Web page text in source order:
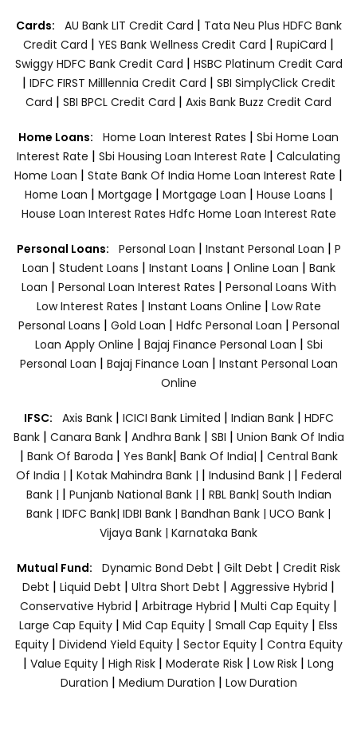
Cards: AU Bank LIT Credit Card | Tata Neu Plus HDFC Bank
Credit Card | YES Bank Wellness Credit Card | RupiCard |
Swiggy HDFC Bank Credit Card | HSBC Platinum Credit Card
| IDFC FIRST Milllennia Credit Card | SBI SimplyClick Credit
Card | SBI BPCL Credit Card | Axis Bank Buzz Credit Card
Home Loans: Home Loan Interest Rates | Sbi Home Loan
Interest Rate | Sbi Housing Loan Interest Rate | Calculating
Home Loan | State Bank Of India Home Loan Interest Rate |
Home Loan | Mortgage | Mortgage Loan | House Loans |
House Loan Interest Rates Hdfc Home Loan Interest Rate
Personal Loans: Personal Loan | Instant Personal Loan | P
Loan | Student Loans | Instant Loans | Online Loan | Bank
Loan | Personal Loan Interest Rates | Personal Loans With
Low Interest Rates | Instant Loans Online | Low Rate
Personal Loans | Gold Loan | Hdfc Personal Loan | Personal
Loan Apply Online | Bajaj Finance Personal Loan | Sbi
Personal Loan | Bajaj Finance Loan | Instant Personal Loan
Online
IFSC: Axis Bank | ICICI Bank Limited | Indian Bank | HDFC
Bank| Canara Bank | Andhra Bank| SBI | Union Bank Of India
| Bank Of Baroda | Yes Bank| Bank Of India| | Central Bank
Of India | | Kotak Mahindra Bank | | Indusind Bank | | Federal
Bank | | Punjanb National Bank | | RBL Bank| South Indian
Bank | IDFC Bank| IDBI Bank | Bandhan Bank | UCO Bank |
Vijaya Bank | Karnataka Bank
Mutual Fund: Dynamic Bond Debt | Gilt Debt | Credit Risk
Debt | Liquid Debt | Ultra Short Debt | Aggressive Hybrid |
Conservative Hybrid | Arbitrage Hybrid | Multi Cap Equity |
Large Cap Equity | Mid Cap Equity | Small Cap Equity | Elss
Equity| Dividend Yield Equity| Sector Equity | Contra Equity
| Value Equity | High Risk | Moderate Risk | Low Risk | Long
Duration | Medium Duration | Low Duration